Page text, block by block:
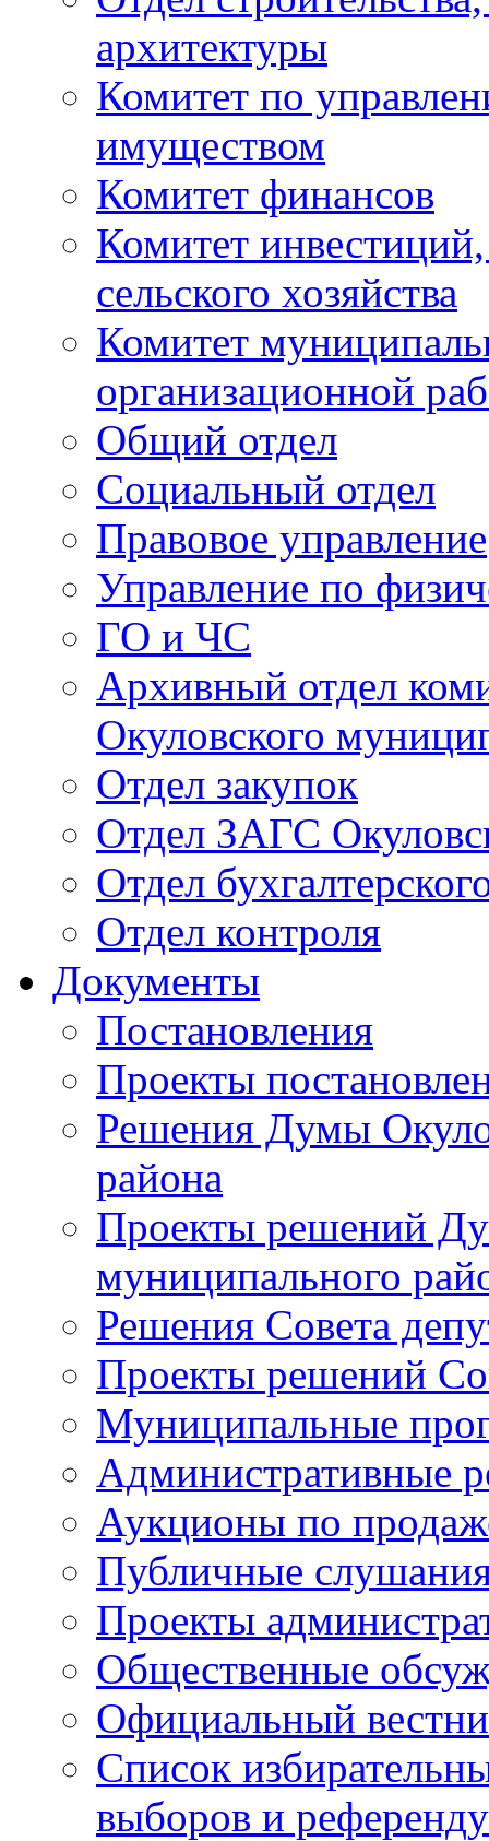
архитектуры
Комитет по
имуществом
Комитет финансов
Комитет
сельского хозяйства
Комитет
организационной
Общий отдел
Социальный отдел
Правовое управление
Управление по
ГО и ЧС
Архивный отдел
Окуловского
Отдел закупок
Отдел ЗАГС
Отдел
Отдел контроля
Документы
Постановления
Проекты
Решения Думы
района
Проекты решений
муниципального
Решения Совета
Проекты решений
Муниципальные
Административные
Аукционы по
Публичные
Проекты
Общественные
Официальный
Список
выборов и